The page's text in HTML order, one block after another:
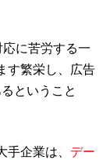
に苦労する一
す繁栄し、広告
ということ
企業は、 デー